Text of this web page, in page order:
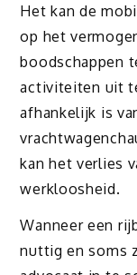
Het kan de
op het
boodschappen
activiteiten uit
afhankelijk is
kan het verlies
werkloosheid.
Wanneer een
nuttig en soms